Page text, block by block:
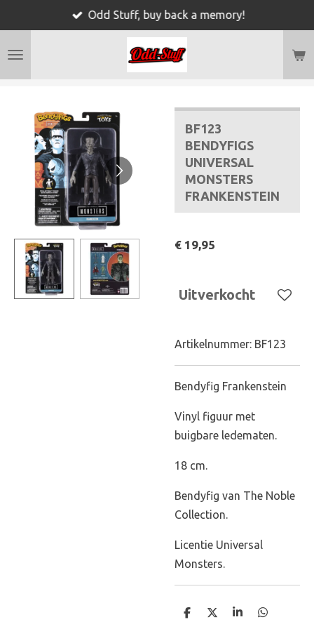
naar
Odd Stuff, buy back a memory!
BF123
BENDYFIGS
UNIVERSAL
MONSTERS
FRANKENSTEIN
€ 19,95
Uitverkocht
Artikelnummer: BF123
Bendyfig Frankenstein
Vinyl figuur met
buigbare ledematen.
18 cm.
Bendyfig van The Noble
Collection.
Licentie Universal
Monsters.
D
D
S
D